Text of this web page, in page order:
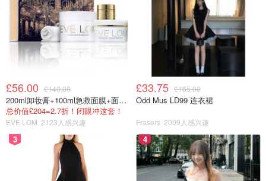
£56.00 £140.00
200ml卸妆膏+100ml急救面膜+面霜+洁颜布
总价值£204=2.7折！闭眼冲这套！
EVE LOM 2123人感兴趣
£33.75 £165.00
Odd Mus LD99 连衣裙
Frasers 2009人感兴趣
3 4